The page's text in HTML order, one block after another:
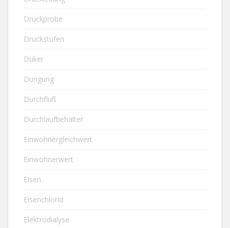
Druckprobe
Druckstufen
Düker
Düngung
Durchfluß
Durchlaufbehälter
Einwohnergleichwert
Einwohnerwert
Eisen
Eisenchlorid
Elektrodialyse